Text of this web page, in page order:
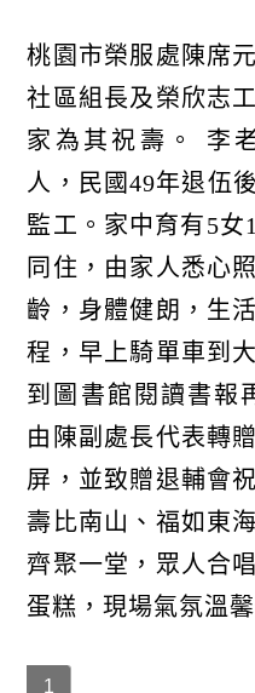
桃園市榮服處陳席
社區組長及榮欣志
家為其祝壽。 李
人，民國49年退伍
監工。家中育有5女
同住，由家人悉心
齡，身體健朗，生
程，早上騎單車到
到圖書館閱讀書報
由陳副處長代表轉
屏，並致贈退輔會
壽比南山、福如東
齊聚一堂，眾人合
蛋糕，現場氣氛溫
1